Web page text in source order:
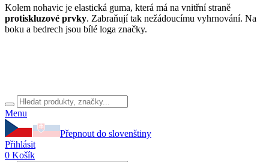
Kolem nohavic je elastická guma, která má na vnitřní straně
protiskluzové prvky. Zabraňují tak nežádoucímu vyhrnování. Na
boku a bedrech jsou bílé loga značky.
Menu
Přepnout do slovenštiny
Přihlásit
0 Košík